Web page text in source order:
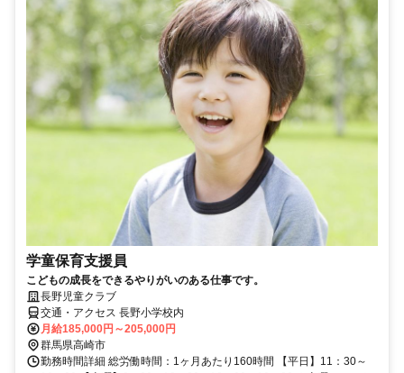
学童保育支援員
こどもの成長をできるやりがいのある仕事です。
長野児童クラブ
交通・アクセス 長野小学校内
月給185,000円～205,000円
群馬県高崎市
勤務時間詳細 総労働時間：1ヶ月あたり160時間 【平日】11：30～